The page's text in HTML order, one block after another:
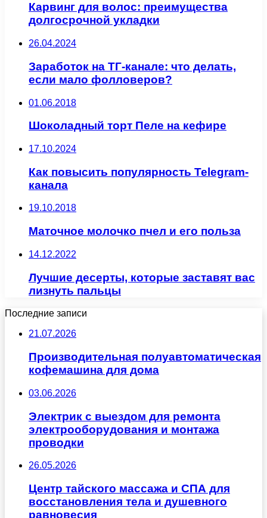
Карвинг для волос: преимущества
долгосрочной укладки
26.04.2024
Заработок на ТГ-канале: что делать,
если мало фолловеров?
01.06.2018
Шоколадный торт Пеле на кефире
17.10.2024
Как повысить популярность Telegram-
канала
19.10.2018
Маточное молочко пчел и его польза
14.12.2022
Лучшие десерты, которые заставят вас
лизнуть пальцы
Последние записи
21.07.2026
Производительная полуавтоматическая
кофемашина для дома
03.06.2026
Электрик с выездом для ремонта
электрооборудования и монтажа
проводки
26.05.2026
Центр тайского массажа и СПА для
восстановления тела и душевного
равновесия